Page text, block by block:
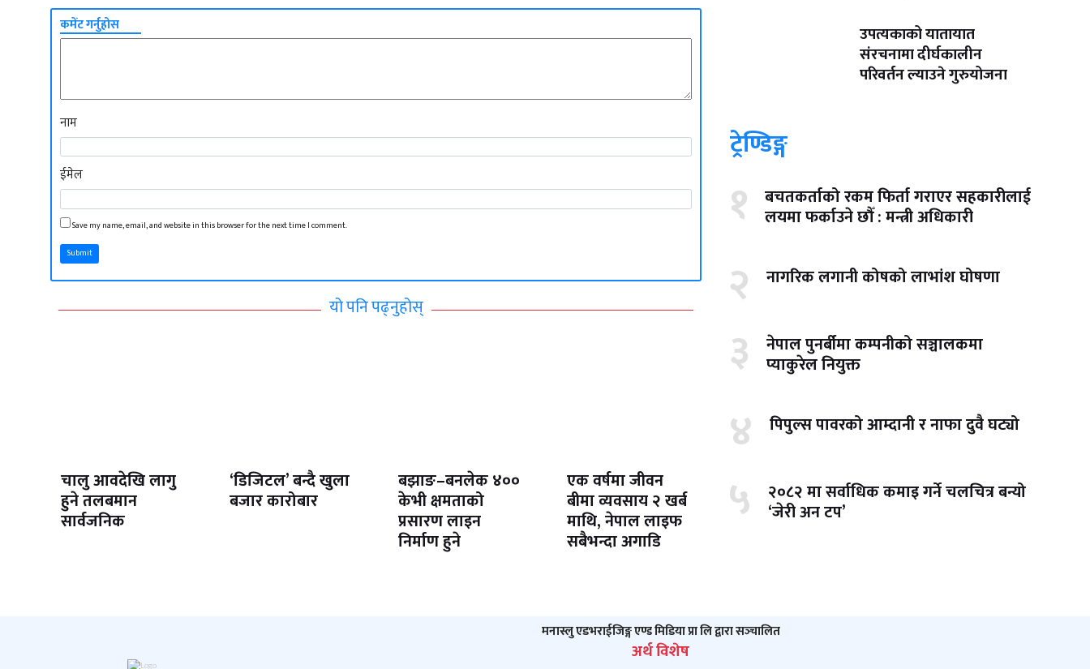
कमेंट गर्नुहोस
नाम
ईमेल
Save my name, email, and website in this browser for the next time I comment.
Submit
यो पनि पढ्नुहोस्
चालु आवदेखि लागु
हुने तलबमान
सार्वजनिक
‘डिजिटल’ बन्दै खुला
बजार कारोबार
बझाङ–बनलेक ४००
केभी क्षमताको
प्रसारण लाइन
निर्माण हुने
एक वर्षमा जीवन
बीमा व्यवसाय २ खर्ब
माथि, नेपाल लाइफ
सबैभन्दा अगाडि
उपत्यकाको यातायात
संरचनामा दीर्घकालीन
परिवर्तन ल्याउने गुरुयोजना
ट्रेण्डिङ्ग
१ बचतकर्ताको रकम फिर्ता गराएर सहकारीलाई
लयमा फर्काउने छौँ : मन्त्री अधिकारी
२ नागरिक लगानी कोषको लाभांश घोषणा
३ नेपाल पुनर्बीमा कम्पनीको सञ्चालकमा
प्याकुरेल नियुक्त
४ पिपुल्स पावरको आम्दानी र नाफा दुवै घट्यो
५ २०८२ मा सर्वाधिक कमाइ गर्ने चलचित्र बन्यो
‘जेरी अन टप’
मनास्लु एडभराईजिङ्ग एण्ड मिडिया प्रा लि द्वारा सञ्‍चालित
अर्थ विशेष